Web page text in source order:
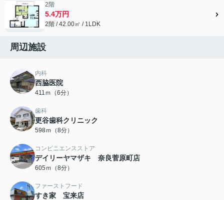
2階
5.4万円
2階 / 42.00㎡ / 1LDK
周辺施設
内科
西脇医院
411ｍ（6分）
歯科
更谷歯科クリニック
598ｍ（8分）
コンビニエンスストア
デイリーヤマザキ 奈良菅原町店
605ｍ（8分）
ファーストフード
すき家 宝来店